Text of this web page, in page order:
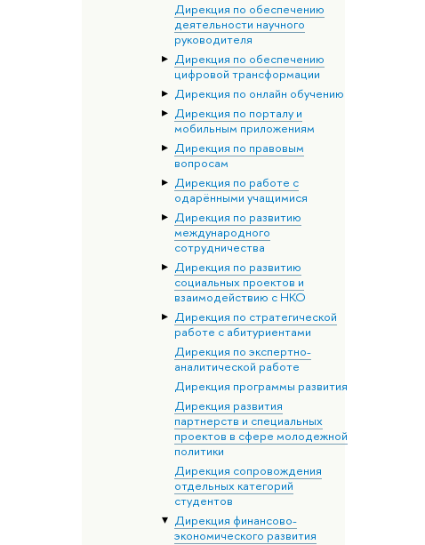
Дирекция по обеспечению
деятельности научного
руководителя
Дирекция по обеспечению
цифровой трансформации
Дирекция по онлайн обучению
Дирекция по порталу и
мобильным приложениям
Дирекция по правовым
вопросам
Дирекция по работе с
одарёнными учащимися
Дирекция по развитию
международного
сотрудничества
Дирекция по развитию
социальных проектов и
взаимодействию с НКО
Дирекция по стратегической
работе с абитуриентами
Дирекция по экспертно-
аналитической работе
Дирекция программы развития
Дирекция развития
партнерств и специальных
проектов в сфере молодежной
политики
Дирекция сопровождения
отдельных категорий
студентов
Дирекция финансово-
экономического развития